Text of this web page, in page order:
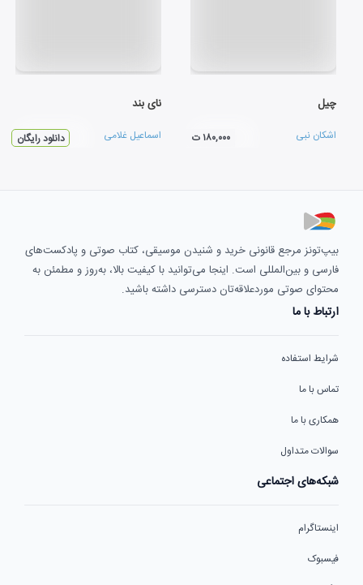
چیل
اشکان نبی ۱۸۰,۰۰۰ ت
نای بند
اسماعیل غلامی دانلود رایگان
بیپ‌تونز مرجع قانونی خرید و شنیدن موسیقی، کتاب صوتی و پادکست‌های
فارسی و بین‌المللی است. اینجا می‌توانید با کیفیت بالا، به‌روز و مطمئن به
محتوای صوتی موردعلاقه‌تان دسترسی داشته باشید.
ارتباط با ما
شرایط استفاده
تماس با ما
همکاری با ما
سوالات متداول
شبکه‌های اجتماعی
اینستاگرام
فیسبوک